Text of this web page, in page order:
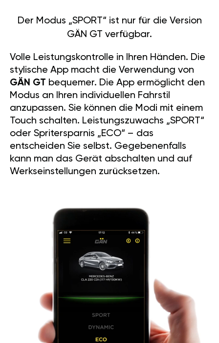
Der Modus „SPORT“ ist nur für die Version
GÄN GT verfügbar.
Volle Leistungskontrolle in Ihren Händen. Die
stylische App macht die Verwendung von
GÄN GT bequemer. Die App ermöglicht den
Modus an Ihren individuellen Fahrstil
anzupassen. Sie können die Modi mit einem
Touch schalten. Leistungszuwachs „SPORT“
oder Spritersparnis „ECO“ – das
entscheiden Sie selbst. Gegebenenfalls
kann man das Gerät abschalten und auf
Werkseinstellungen zurücksetzen.